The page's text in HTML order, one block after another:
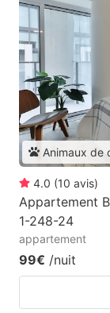
Animaux de
4.0 (10 avis)
Appartement
1-248-24
appartement
99€ /nuit